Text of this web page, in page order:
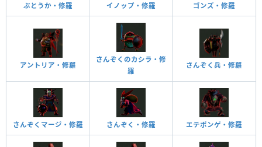
ぶとうか・修羅 イノップ・修羅 ゴンズ・修羅
アントリア・修羅
さんぞくのカシラ・修
羅
さんぞく兵・修羅
さんぞくマージ・修羅 さんぞく・修羅 エテポンゲ・修羅